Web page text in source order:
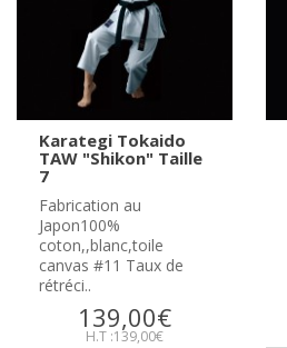
Karategi Tokaido
TAW "Shikon" Taille
7
Fabrication au
Japon100%
coton,,blanc,toile
canvas #11 Taux de
rétréci..
139,00€
H.T :139,00€